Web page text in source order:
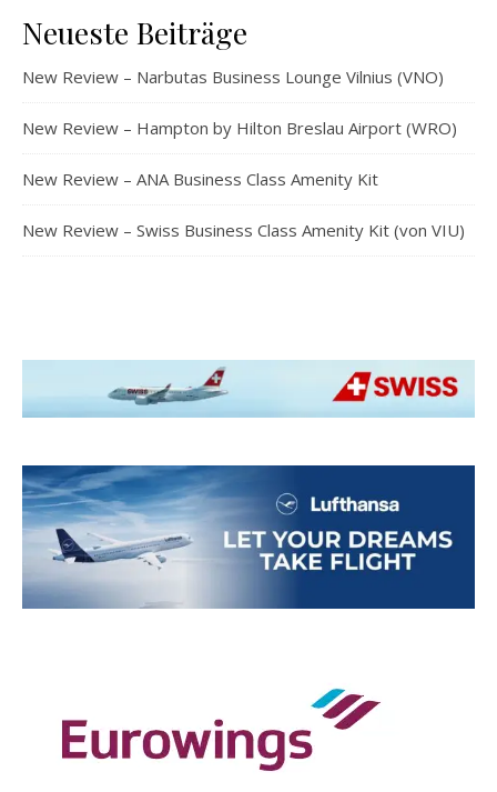
Neueste Beiträge
New Review – Narbutas Business Lounge Vilnius (VNO)
New Review – Hampton by Hilton Breslau Airport (WRO)
New Review – ANA Business Class Amenity Kit
New Review – Swiss Business Class Amenity Kit (von VIU)